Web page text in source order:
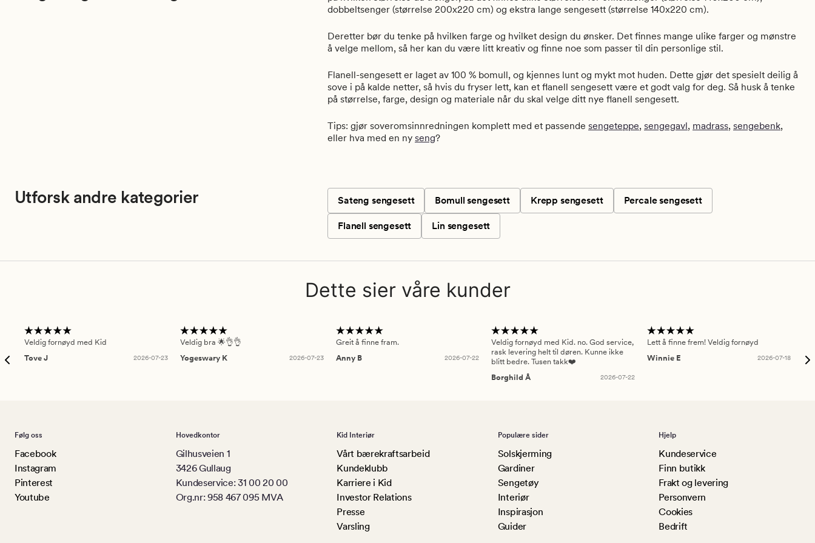
dobbeltsenger (størrelse 200x220 cm) og ekstra lange sengesett (størrelse 140x220 cm).
Deretter bør du tenke på hvilken farge og hvilket design du ønsker. Det finnes mange ulike farger og mønstre
å velge mellom, så her kan du være litt kreativ og finne noe som passer til din personlige stil.
Flanell-sengesett er laget av 100 % bomull, og kjennes lunt og mykt mot huden. Dette gjør det spesielt deilig å
sove i på kalde netter, så hvis du fryser lett, kan et flanell sengesett være et godt valg for deg. Så husk å tenke
på størrelse, farge, design og materiale når du skal velge ditt nye flanell sengesett.
Tips: gjør soveromsinnredningen komplett med et passende sengeteppe, sengegavl, madrass, sengebenk,
eller hva med en ny seng?
Utforsk andre kategorier Sateng sengesett Bomull sengesett Krepp sengesett Percale sengesett
Flanell sengesett Lin sengesett
Dette sier våre kunder
Veldig fornøyd med Kid
Tove J
2026-07-23
Veldig bra 🌟👌👌
Yogeswary K
2026-07-23
Greit å finne fram.
Anny B
2026-07-22
Veldig fornøyd med Kid. no. God service,
rask levering helt til døren. Kunne ikke
blitt bedre. Tusen takk❤️
Borghild Å
2026-07-22
Lett å finne frem! Veldig fornøyd
Winnie E
2026-07-18
Følg oss
Facebook
Instagram
Pinterest
Youtube
Hovedkontor
Gilhusveien 1
3426 Gullaug
Kundeservice: 31 00 20 00
Org.nr: 958 467 095 MVA
Kid Interiør
Vårt bærekraftsarbeid
Kundeklubb
Karriere i Kid
Investor Relations
Presse
Varsling
Populære sider
Solskjerming
Gardiner
Sengetøy
Interiør
Inspirasjon
Guider
Hjelp
Kundeservice
Finn butikk
Frakt og levering
Personvern
Cookies
Bedrift